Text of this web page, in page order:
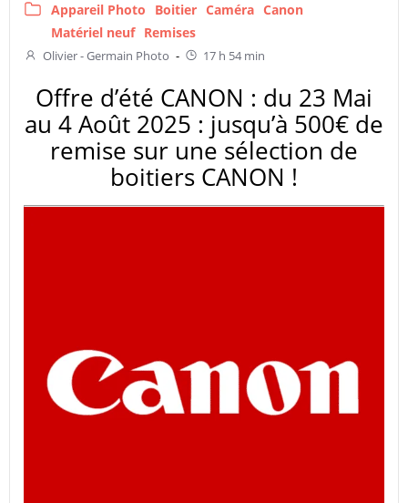
Appareil Photo Boitier Caméra Canon
Matériel neuf Remises
Olivier - Germain Photo - 17 h 54 min
Offre d’été CANON : du 23 Mai
au 4 Août 2025 : jusqu’à 500€ de
remise sur une sélection de
boitiers CANON !